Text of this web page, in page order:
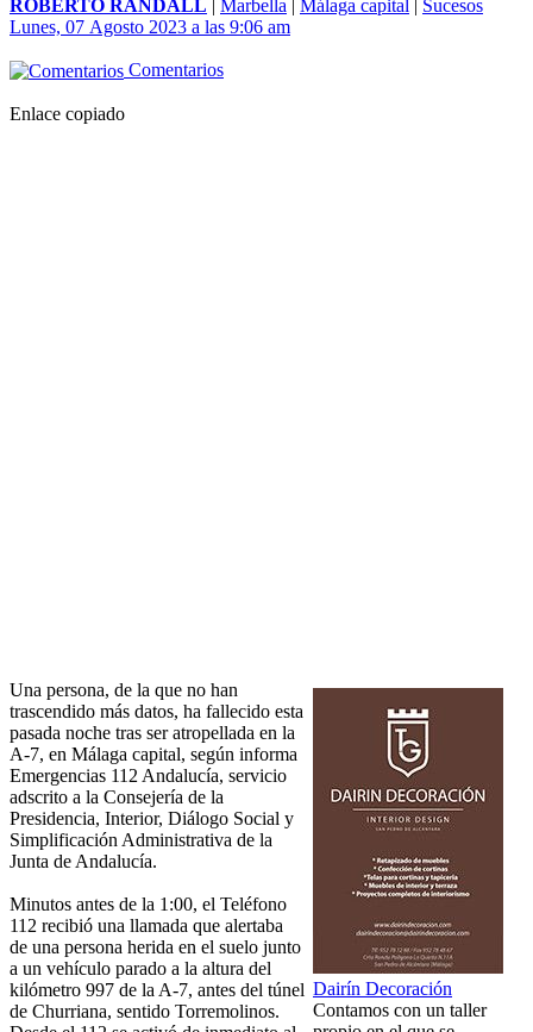
ROBERTO RANDALL | Marbella | Málaga capital | Sucesos
Lunes, 07 Agosto 2023 a las 9:06 am
Comentarios
Enlace copiado
Dairín Decoración
Contamos con un taller
Una persona, de la que no han
trascendido más datos, ha fallecido esta
pasada noche tras ser atropellada en la
A-7, en Málaga capital, según informa
Emergencias 112 Andalucía, servicio
adscrito a la Consejería de la
Presidencia, Interior, Diálogo Social y
Simplificación Administrativa de la
Junta de Andalucía.
Minutos antes de la 1:00, el Teléfono
112 recibió una llamada que alertaba
de una persona herida en el suelo junto
a un vehículo parado a la altura del
kilómetro 997 de la A-7, antes del túnel
de Churriana, sentido Torremolinos.